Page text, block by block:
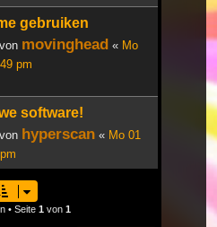
gebruiken
movinghead « Mo
pm
software!
hyperscan « Mo 01
• Seite 1 von 1